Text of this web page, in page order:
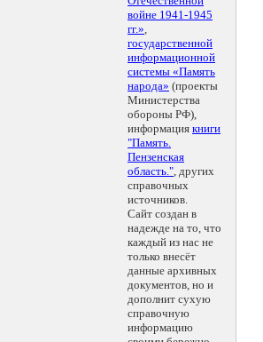
войне 1941-1945
гг.»,
государственной
информационной
системы «Память
народа» (проекты
Министерства
обороны РФ),
информация книги
"Память.
Пензенская
область.", других
справочных
источников.
Сайт создан в
надежде на то, что
каждый из нас не
только внесёт
данные архивных
документов, но и
дополнит сухую
справочную
информацию